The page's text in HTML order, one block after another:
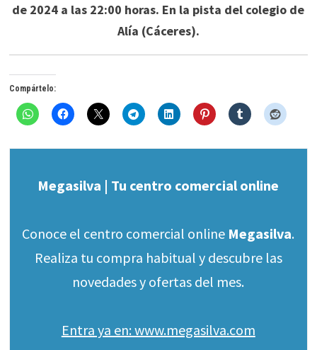
de 2024 a las 22:00 horas. En la pista del colegio de
Alía (Cáceres).
Compártelo:
Megasilva | Tu centro comercial online
Conoce el centro comercial online Megasilva.
Realiza tu compra habitual y descubre las
novedades y ofertas del mes.
Entra ya en: www.megasilva.com